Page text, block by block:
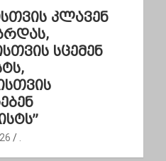
კლავენ
სცემენ